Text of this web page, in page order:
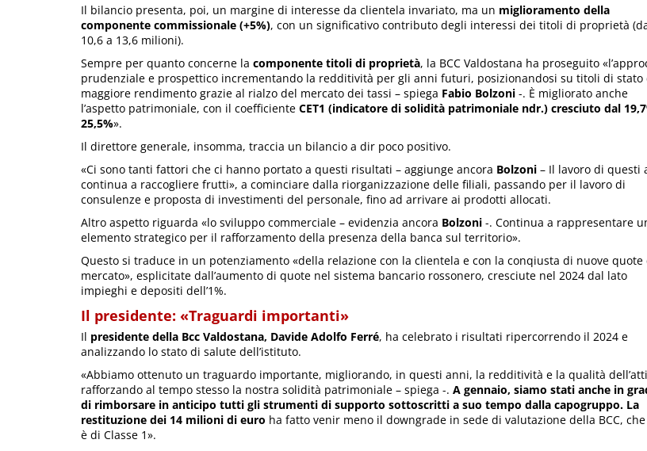
Il bilancio presenta, poi, un margine di interesse da clientela invariato, ma un miglioramento della
componente commissionale (+5%), con un significativo contributo degli interessi dei titoli di proprietà
10,6 a 13,6 milioni).
Sempre per quanto concerne la componente titoli di proprietà, la BCC Valdostana ha proseguito
prudenziale e prospettico incrementando la redditività per gli anni futuri, posizionandosi su titoli di stato
maggiore rendimento grazie al rialzo del mercato dei tassi – spiega Fabio Bolzoni -. È migliorato anche
l’aspetto patrimoniale, con il coefficiente CET1 (indicatore di solidità patrimoniale ndr.) cresciuto dal
25,5%».
Il direttore generale, insomma, traccia un bilancio a dir poco positivo.
«Ci sono tanti fattori che ci hanno portato a questi risultati – aggiunge ancora Bolzoni – Il lavoro di questi
continua a raccogliere frutti», a cominciare dalla riorganizzazione delle filiali, passando per il lavoro di
consulenze e proposta di investimenti del personale, fino ad arrivare ai prodotti allocati.
Altro aspetto riguarda «lo sviluppo commerciale – evidenzia ancora Bolzoni -. Continua a rappresentare
elemento strategico per il rafforzamento della presenza della banca sul territorio».
Questo si traduce in un potenziamento «della relazione con la clientela e con la conqiusta di nuove quote
mercato», esplicitate dall’aumento di quote nel sistema bancario rossonero, cresciute nel 2024 dal lato
impieghi e depositi dell’1%.
Il presidente: «Traguardi importanti»
Il presidente della Bcc Valdostana, Davide Adolfo Ferré, ha celebrato i risultati ripercorrendo il 2024 e
analizzando lo stato di salute dell’istituto.
«Abbiamo ottenuto un traguardo importante, migliorando, in questi anni, la redditività e la qualità
rafforzando al tempo stesso la nostra solidità patrimoniale – spiega -. A gennaio, siamo stati anche in
di rimborsare in anticipo tutti gli strumenti di supporto sottoscritti a suo tempo dalla capogruppo. La
restituzione dei 14 milioni di euro ha fatto venir meno il downgrade in sede di valutazione della BCC,
è di Classe 1».